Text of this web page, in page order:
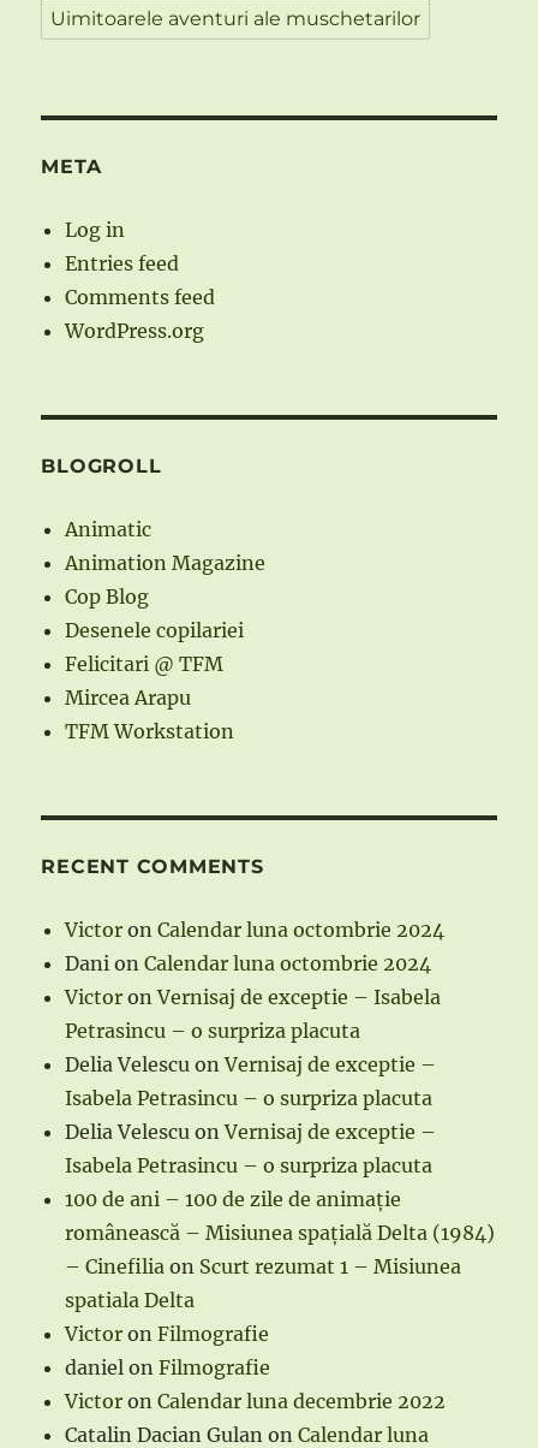
Uimitoarele aventuri ale muschetarilor
META
Log in
Entries feed
Comments feed
WordPress.org
BLOGROLL
Animatic
Animation Magazine
Cop Blog
Desenele copilariei
Felicitari @ TFM
Mircea Arapu
TFM Workstation
RECENT COMMENTS
Victor onCalendar luna octombrie 2024
Dani onCalendar luna octombrie 2024
Victor onVernisaj de exceptie – Isabela
Petrasincu – o surpriza placuta
Delia Velescu onVernisaj de exceptie –
Isabela Petrasincu – o surpriza placuta
Delia Velescu onVernisaj de exceptie –
Isabela Petrasincu – o surpriza placuta
100 de ani – 100 de zile de animație
românească – Misiunea spațială Delta (1984)
– Cinefilia on Scurt rezumat 1 – Misiunea
spatiala Delta
Victor onFilmografie
daniel onFilmografie
Victor onCalendar luna decembrie 2022
Catalin Dacian Gulan onCalendar luna